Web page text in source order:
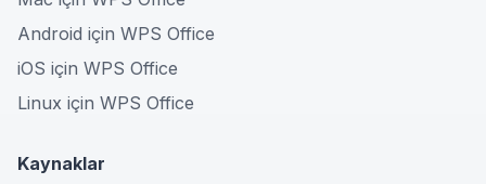
Android için WPS Office
iOS için WPS Office
Linux için WPS Office
Kaynaklar